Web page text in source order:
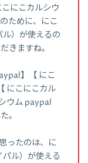
にこカルシウ
ために、にこ
）が使えるの
きますね。
】【 にこ
にこにこカル
ウム paypal
。
ったのは、に
ル）が使える